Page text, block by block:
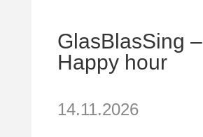
GlasBlasSing –
Happy hour
14.11.2026